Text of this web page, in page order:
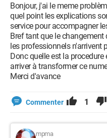
Bonjour, j'ai le meme
quel point les explications
service pour accompagner
Bref tant que le
les professionnels n'arrivent
Donc quelle est la
arriver à transformer ce
Merci d'avance
Commenter 1
mpma